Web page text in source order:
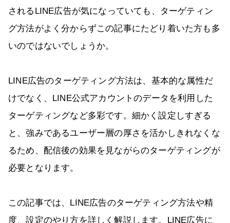
されるLINE広告が気になっていても、ターゲティン
グ方法がよく分からずこの記事にたどり着いた方も多
いのではないでしょうか。
LINE広告のターゲティング方法は、基本的な属性だ
けでなく、LINE公式アカウントのデータを利用した
ターゲティングなど多彩です。細かく設定しすぎる
と、強みであるユーザー層の厚さを活かしきれなくな
るため、配信後の効果を見ながらのターゲティングが
必要となります。
この記事では、LINE広告のターゲティング方法や精
度、設定のやり方を詳しく解説します。LINE広告に